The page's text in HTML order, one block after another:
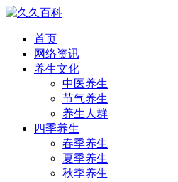
首页
网络资讯
养生文化
中医养生
节气养生
养生人群
四季养生
春季养生
夏季养生
秋季养生